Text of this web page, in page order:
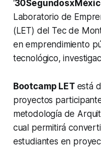
‘30Segundosx
Laboratorio de
(LET) del Tec de
en emprendimiento
tecnológico,
Bootcamp LET está
proyectos
metodología de
cual permitirá
estudiantes en